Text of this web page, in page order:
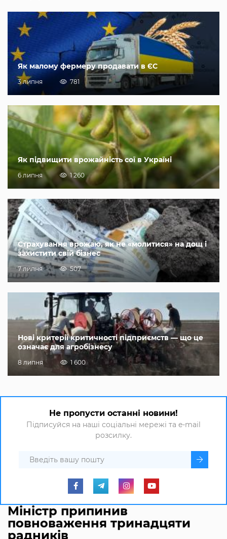
Як малому фермеру продавати в ЄС
3 липня 781
Як підвищити врожайність сої в Україні
6 липня 1 260
Страхування врожаю, як не «молитися» на дощ і
захистити свій бізнес
7 липня 507
Нові критерії критичності підприємств — що це
означає для агробізнесу
8 липня 1 600
Не пропусти останні новини!
Підписуйся на наші соціальні мережі та e-mail
розсилку.
Міністр припинив
повноваження тринадцяти
радників